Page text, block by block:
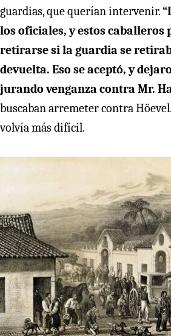
guardias, que querían intervenir.
los oficiales, y estos
retirarse si la guardia se
devuelta. Eso se aceptó, y
jurando venganza contra Mr.
buscaban arremeter contra
volvía más difícil.